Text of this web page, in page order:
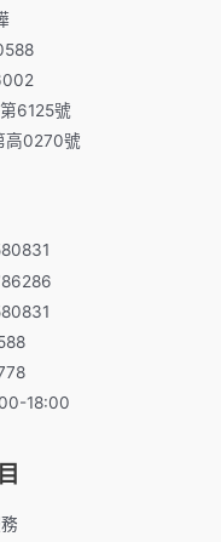
6125號
高0270號
18:00